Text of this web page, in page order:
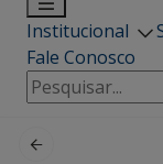
Institucional
Fale Conosco
Pesquisar
por: